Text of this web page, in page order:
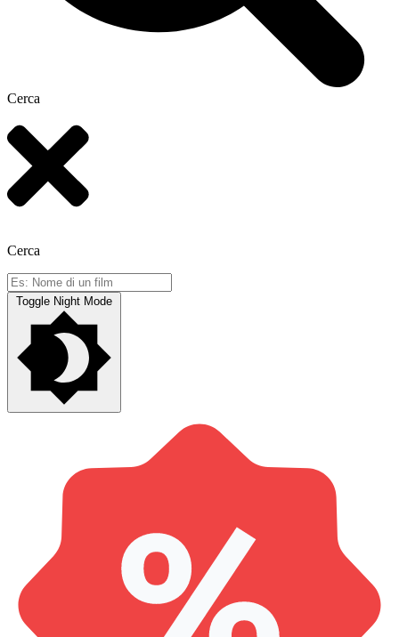
Cerca
Cerca
Toggle Night Mode